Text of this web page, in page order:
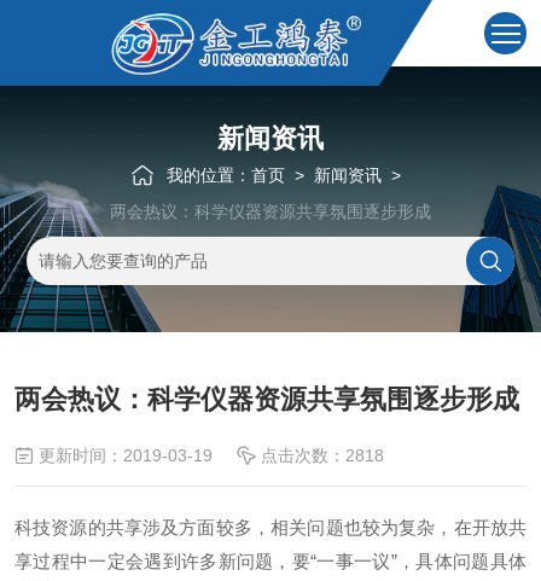
新闻资讯
我的位置： 首页 > 新闻资讯 >
两会热议：科学仪器资源共享氛围逐步形成
两会热议：科学仪器资源共享氛围逐步形成
更新时间：2019-03-19 点击次数：2818
科技资源的共享涉及方面较多，相关问题也较为复杂，在开放共
享过程中一定会遇到许多新问题，要“一事一议”，具体问题具体